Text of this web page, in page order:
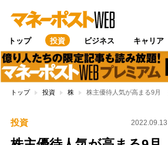
トップ 投資 ビジネス キャリア
トップ 投資 株 株主優待人気が高まる9月
投資